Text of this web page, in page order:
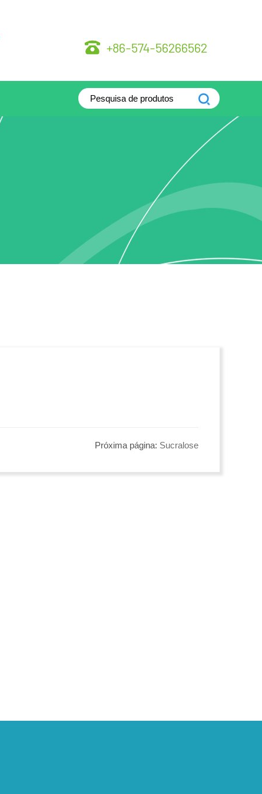
+86-574-56266562
Próxima página: Sucralose